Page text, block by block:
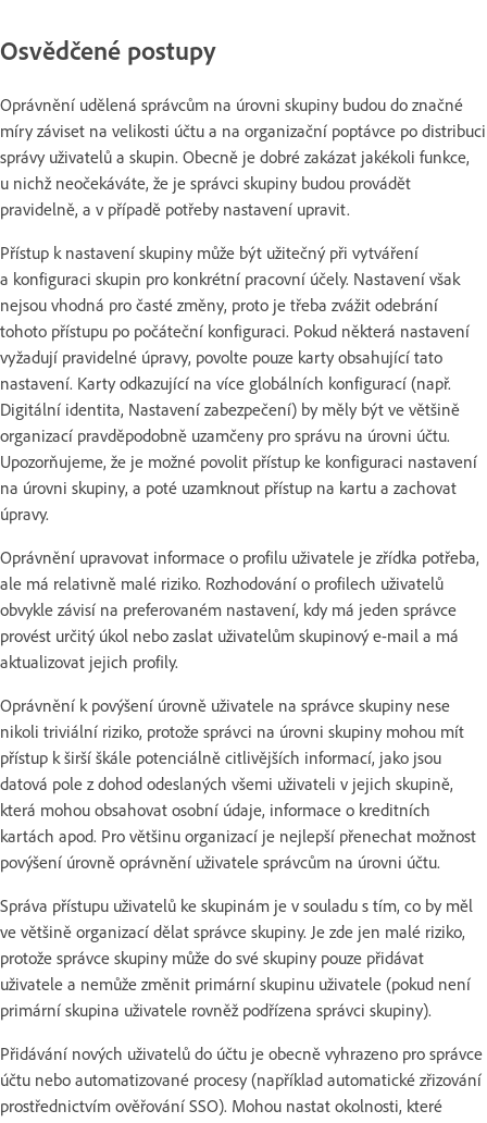
Osvědčené postupy
Oprávnění udělená správcům na úrovni skupiny budou do značné
míry záviset na velikosti účtu a na organizační poptávce po distribuci
správy uživatelů a skupin. Obecně je dobré zakázat jakékoli funkce,
u nichž neočekáváte, že je správci skupiny budou provádět
pravidelně, a v případě potřeby nastavení upravit.
Přístup k nastavení skupiny může být užitečný při vytváření
a konfiguraci skupin pro konkrétní pracovní účely. Nastavení však
nejsou vhodná pro časté změny, proto je třeba zvážit odebrání
tohoto přístupu po počáteční konfiguraci. Pokud některá nastavení
vyžadují pravidelné úpravy, povolte pouze karty obsahující tato
nastavení. Karty odkazující na více globálních konfigurací (např.
Digitální identita, Nastavení zabezpečení) by měly být ve většině
organizací pravděpodobně uzamčeny pro správu na úrovni účtu.
Upozorňujeme, že je možné povolit přístup ke konfiguraci nastavení
na úrovni skupiny, a poté uzamknout přístup na kartu a zachovat
úpravy.
Oprávnění upravovat informace o profilu uživatele je zřídka potřeba,
ale má relativně malé riziko. Rozhodování o profilech uživatelů
obvykle závisí na preferovaném nastavení, kdy má jeden správce
provést určitý úkol nebo zaslat uživatelům skupinový e-mail a má
aktualizovat jejich profily.
Oprávnění k povýšení úrovně uživatele na správce skupiny nese
nikoli triviální riziko, protože správci na úrovni skupiny mohou mít
přístup k širší škále potenciálně citlivějších informací, jako jsou
datová pole z dohod odeslaných všemi uživateli v jejich skupině,
která mohou obsahovat osobní údaje, informace o kreditních
kartách apod. Pro většinu organizací je nejlepší přenechat možnost
povýšení úrovně oprávnění uživatele správcům na úrovni účtu.
Správa přístupu uživatelů ke skupinám je v souladu s tím, co by měl
ve většině organizací dělat správce skupiny. Je zde jen malé riziko,
protože správce skupiny může do své skupiny pouze přidávat
uživatele a nemůže změnit primární skupinu uživatele (pokud není
primární skupina uživatele rovněž podřízena správci skupiny).
Přidávání nových uživatelů do účtu je obecně vyhrazeno pro správce
účtu nebo automatizované procesy (například automatické zřizování
prostřednictvím ověřování SSO). Mohou nastat okolnosti, které